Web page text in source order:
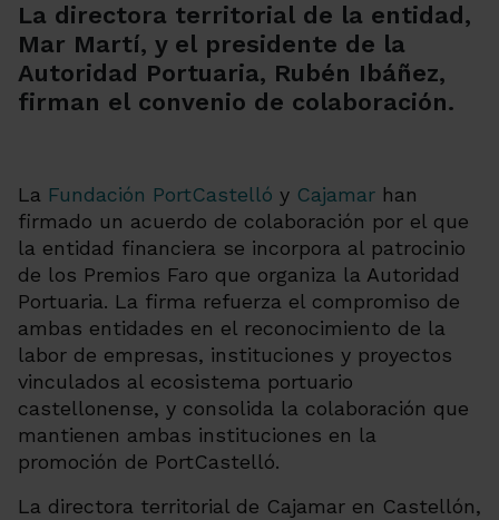
La directora territorial de la entidad,
Mar Martí, y el presidente de la
Autoridad Portuaria, Rubén Ibáñez,
firman el convenio de colaboración.
La Fundación PortCastelló y Cajamar han
firmado un acuerdo de colaboración por el que
la entidad financiera se incorpora al patrocinio
de los Premios Faro que organiza la Autoridad
Portuaria. La firma refuerza el compromiso de
ambas entidades en el reconocimiento de la
labor de empresas, instituciones y proyectos
vinculados al ecosistema portuario
castellonense, y consolida la colaboración que
mantienen ambas instituciones en la
promoción de PortCastelló.
La directora territorial de Cajamar en Castellón,